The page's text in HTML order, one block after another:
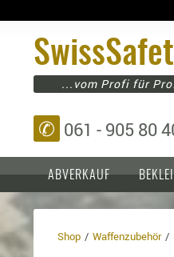
Swiss
...vom Profi für
✆ 061 - 905 80
ABVERKAUF
Einlagen,
Holster
Shop Waffenzubehör